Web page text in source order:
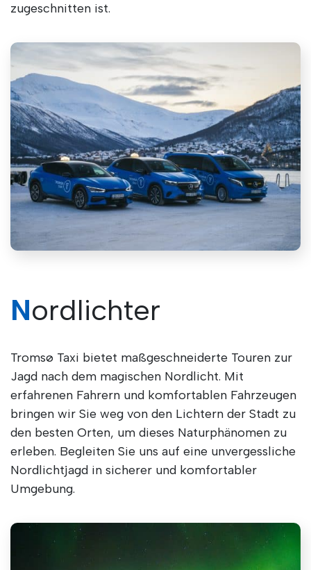
zugeschnitten ist.
Nordlichter
Tromsø Taxi bietet maßgeschneiderte Touren zur
Jagd nach dem magischen Nordlicht. Mit
erfahrenen Fahrern und komfortablen Fahrzeugen
bringen wir Sie weg von den Lichtern der Stadt zu
den besten Orten, um dieses Naturphänomen zu
erleben. Begleiten Sie uns auf eine unvergessliche
Nordlichtjagd in sicherer und komfortabler
Umgebung.